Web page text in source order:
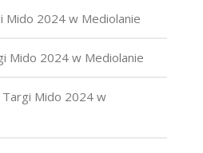
Mido 2024 w Mediolanie
Mido 2024 w Mediolanie
Targi Mido 2024 w